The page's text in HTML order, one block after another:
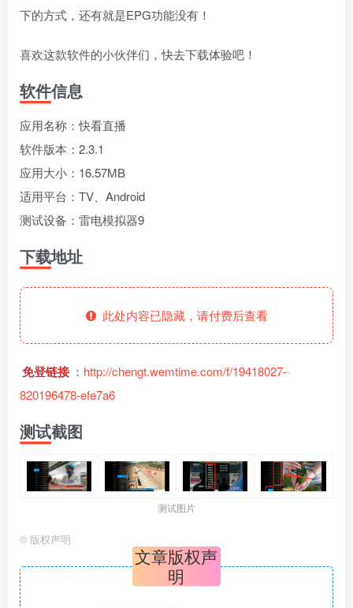
fongmi、
OK接口
个月
v1.0.9电视盒
子破解版下
白嫖直播和点
电视直播软件
下载，啥频道
下的方式，还有就是EPG功能没有！
喜欢这款软件的小伙伴们，快去下载体验吧！
软件信息
应用名称：快看直播
软件版本：2.3.1
应用大小：16.57MB
适用平台：TV、Android
测试设备：雷电模拟器9
下载地址
此处内容已隐藏，请付费后查看
免登链接 ： http://chengt.wemtime.com/f/19418027-
820196478-efe7a6
测试截图
测试图片
© 版权声明
文章版权声
明